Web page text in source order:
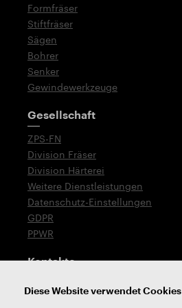
Formfräser
Stiftfräser
Sägen
Bohrer
Senker
Gewindewerkzeuge
Gesellschaft
ZPS-FN
Division Fräser
Division Härterei
Weitere Dienstleistungen
Datenschutz-Einstellungen
GDPR
PPWR
Kontakte
T: +420 576 777 519
Diese Website verwendet Cookies